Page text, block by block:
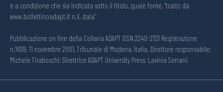
e a condizione che sia indicata sotto il titolo, quale fonte, “tratto da
www.bollettinoadapt.it n.X, data“
Pubblicazione on line della Collana ADAPT ISSN 2240-2721 Registrazione
n.1609, 11 novembre 2001, Tribunale di Modena, Italia. Direttore responsabile:
Michele Tiraboschi; Direttrice ADAPT University Press: Lavinia Serrani.